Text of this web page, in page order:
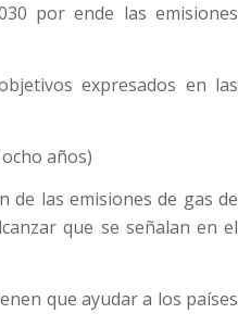
por ende las emisiones
expresados en las
años)
de las emisiones de gas de
que se señalan en el
que ayudar a los países